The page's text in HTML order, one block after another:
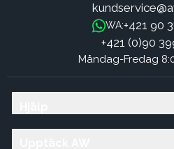
WA:+421 90
+421 (0)90
Måndag-Fredag